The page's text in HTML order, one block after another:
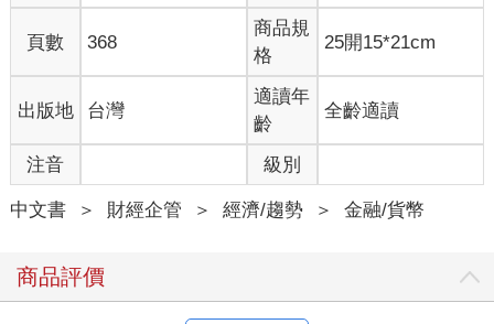
頁數 368
商品規
格
25開15*21cm
出版地 台灣
適讀年
齡
全齡適讀
注音 級別
中文書 ＞ 財經企管 ＞ 經濟/趨勢 ＞ 金融/貨幣
商品評價